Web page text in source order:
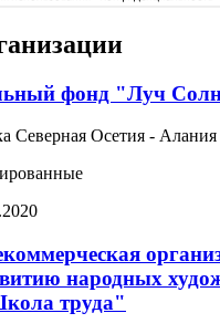
фонд "Луч
Северная Осетия - Алания
народных
труда"